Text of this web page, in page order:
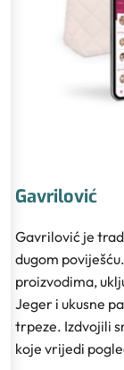
Gavrilović
Gavrilović je
dugom
proizvodima,
Jeger i ukusne
trpeze. Izdvojili
koje vrijedi